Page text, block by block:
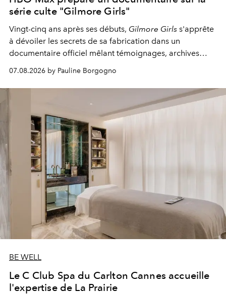
série culte "Gilmore Girls"
Vingt-cinq ans après ses débuts, Gilmore Girls s'apprête
à dévoiler les secrets de sa fabrication dans un
documentaire officiel mêlant témoignages, archives
générationnel.
07.08.2026 by Pauline Borgogno
BE WELL
Le C Club Spa du Carlton Cannes accueille
l'expertise de La Prairie